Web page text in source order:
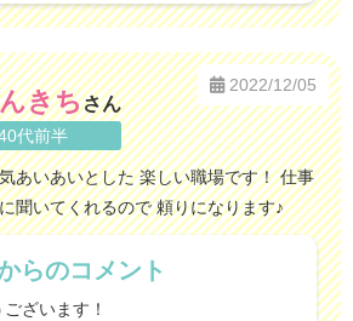
きちさん
代前半
2022/12/05
あいあいとした 楽しい職場です！ 仕事
聞いてくれるので 頼りになります♪
らのコメント
ざいます！